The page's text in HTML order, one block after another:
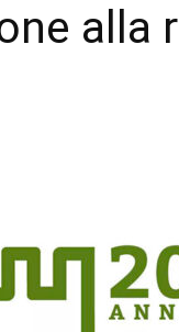
alla